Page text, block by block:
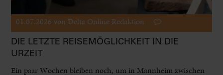
01.07.2026 von Delta Online Redaktion
DIE LETZTE REISEMÖGLICHKEIT IN DIE
URZEIT
Ein paar Wochen bleiben noch, um in Mannheim zwischen